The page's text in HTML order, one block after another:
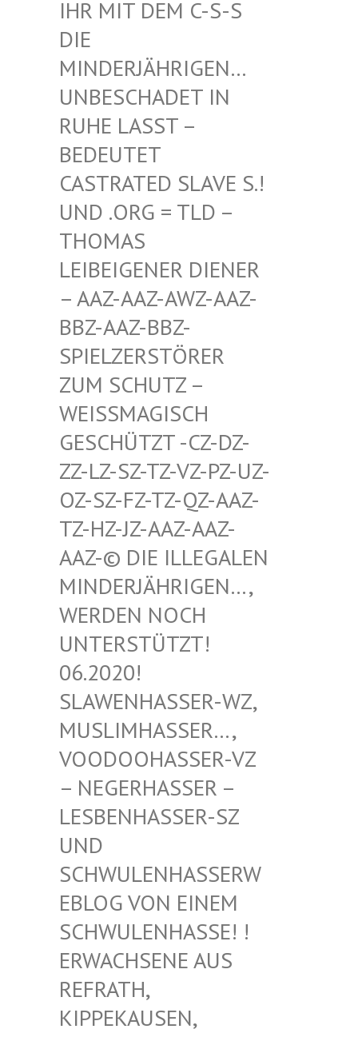
R MIT DEM C-S-S DI
E MI
NDERJÄHRIGEN… UN
BESCHADET IN RU
HE LASST – BE
DEUTET CA
STRATED SLAVE S.! UN
D .ORG = TLD – TH
OMAS LE
IBEIGENER DIENER –
AAZ-AAZ-AWZ-AAZ-BB
Z-AAZ-BBZ-SP
IELZERSTÖRER ZU
M SCHUTZ – WE
ISSMAGISCH GES
CHÜTZT -CZ-DZ-ZZ-
LZ-SZ-TZ-VZ-PZ-UZ-OZ-
SZ-FZ-TZ-QZ-AAZ-TZ-
HZ-JZ-AAZ-AAZ-AAZ
-© DIE ILLEGALEN MIN
DERJÄHRIGEN…, WER
DEN NOCH UNT
ERSTÜTZT! 06.
2020! SLA
WENHASSER-WZ, MUS
LIMHASSER…, VOO
DOOHASSER-VZ – N
EGERHASSER – LES
BENHASSER-SZ UND
SCH
WULENHASSERWEBL
OG VON EINEM SCH
WULENHASSE! ! ERW
ACHSENE AUS REF
RATH, KIP
PEKAUSEN, BEN